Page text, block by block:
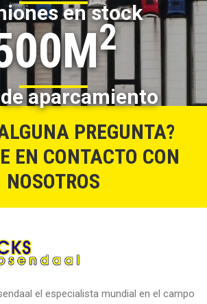
en stock
2
aparcamiento
PREGUNTA?
EN CONTACTO CON
NOSOTROS
el especialista mundial en el campo